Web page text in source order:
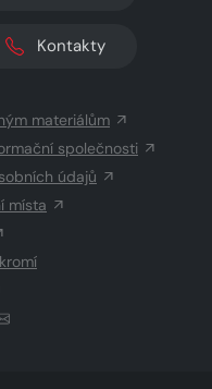
Kontakty
materiálům
společnosti
údajů
místa